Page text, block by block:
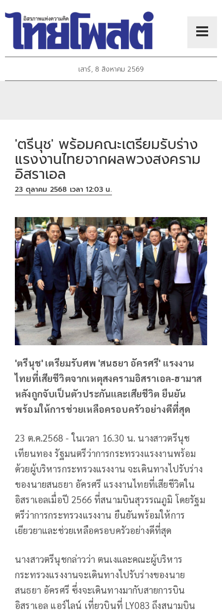
เสาร์, 8 สิงหาคม 2569
'ตรีนุช' พร้อมคณะเตรียมรับร่าง
แรงงานไทยจากผลพวงสงคราม
อิสราเอล
23 ตุลาคม 2568 เวลา 12:03 น.
'ตรีนุช' เตรียมรับศพ 'สนธยา อัครศรี' แรงงาน
ไทยที่เสียชีวิตจากเหตุสงครามอิสราเอล-ฮามาส
หลังถูกจับเป็นตัวประกันและเสียชีวิต ยืนยัน
พร้อมให้การช่วยเหลือครอบครัวอย่างดีที่สุด
23 ต.ค.2568 - ในเวลา 16.30 น. นางสาวตรีนุช
เทียนทอง รัฐมนตรีว่าการกระทรวงแรงงานพร้อม
ด้วยผู้บริหารกระทรวงแรงงาน จะเดินทางไปรับร่าง
ของนายสนธยา อัครศรี แรงงานไทยที่เสียชีวิตใน
อิสราเอลเมื่อปี 2566 ที่สนามบินสุวรรณภูมิ โดยรัฐม
ตรีว่าการกระทรวงแรงงาน ยืนยันพร้อมให้การ
เยียวยาและช่วยเหลือครอบครัวอย่างดีที่สุด
นางสาวตรีนุชกล่าวว่า ตนเงและคณะผู้บริหาร
กระทรวงแรงงานจะเดินทางไปรับร่างของนาย
สนธยา อัครศรี ซึ่งจะเดินทางมากับสายการบิน
อิสราเอล แอร์ไลน์ เที่ยวบินที่ LY083 ถึงสนามบิน